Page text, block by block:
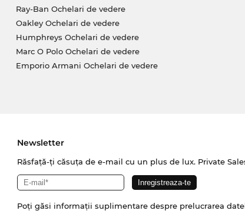
Ray-Ban Ochelari de vedere
Oakley Ochelari de vedere
Humphreys Ochelari de vedere
Marc O Polo Ochelari de vedere
Emporio Armani Ochelari de vedere
Newsletter
Răsfață-ți căsuța de e-mail cu un plus de lux. Private
Poți găsi informații suplimentare despre prelucrarea